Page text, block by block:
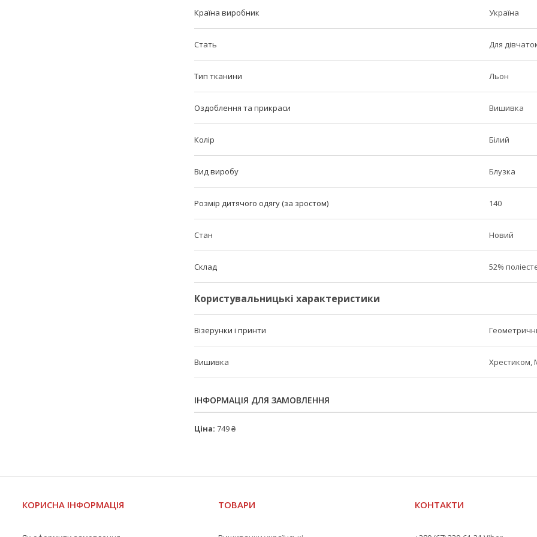
Країна виробник Україна
Стать Для
Тип тканини Льон
Оздоблення та прикраси Вишивка
Колір Білий
Вид виробу Блузка
Розмір дитячого одягу (за зростом) 140
Стан Новий
Склад 52%
Користувальницькі характеристики
Візерунки і принти
Вишивка
ІНФОРМАЦІЯ ДЛЯ ЗАМОВЛЕННЯ
Ціна: 749 ₴
КОРИСНА ІНФОРМАЦІЯ ТОВАРИ КОНТАКТИ